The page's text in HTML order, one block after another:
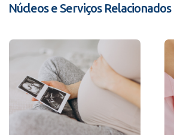
Núcleos e Serviços Relacionados